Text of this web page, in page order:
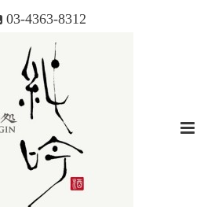
03-4363-8312